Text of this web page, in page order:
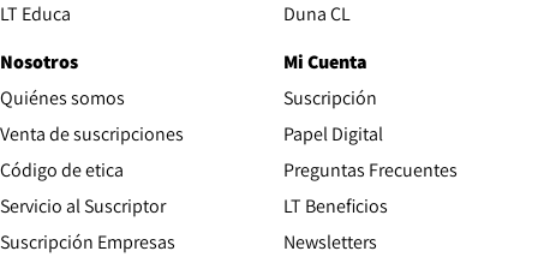
LT Educa
Duna CL
Nosotros
Quiénes somos
Venta de suscripciones
Código de etica Opens in new window
Servicio al Suscriptor
Suscripción Empresas
Mi Cuenta
Suscripción
Papel Digital
Preguntas Frecuentes
LT Beneficios
Newsletters